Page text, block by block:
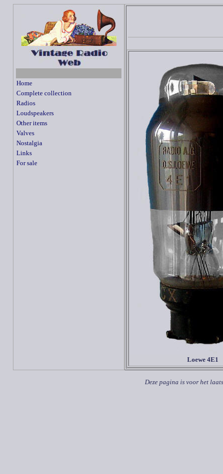
Home
Complete collection
Radios
Loudspeakers
Other items
Valves
Nostalgia
Links
For sale
Loewe 4E1
Deze pagina is voor het